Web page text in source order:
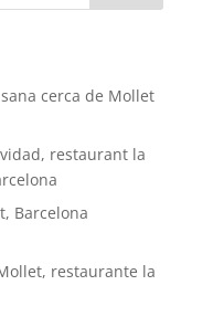
cerca de Mollet
restaurant la
Barcelona
restaurante la